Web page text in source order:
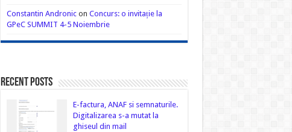
Constantin Andronicon Concurs: o invitație la
GPeC SUMMIT 4-5 Noiembrie
Recent Posts
E-factura, ANAF si semnaturile.
Digitalizarea s-a mutat la
ghiseul din mail